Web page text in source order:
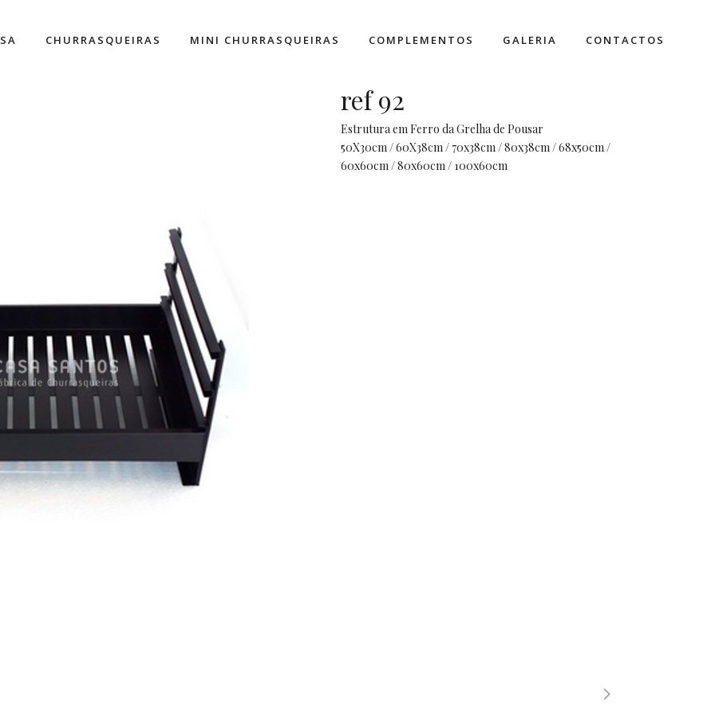
CHURRASQUEIRAS MINI CHURRASQUEIRAS COMPLEMENTOS GALERIA CONTACTOS
ref 92
Estrutura em Ferro da Grelha de Pousar
50X30cm / 60X38cm / 70x38cm / 80x38cm / 68x50cm /
60x60cm / 80x60cm / 100x60cm